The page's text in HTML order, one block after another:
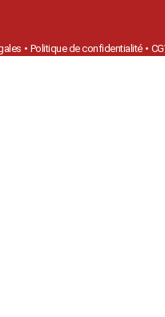
• Politique de confidentialité•